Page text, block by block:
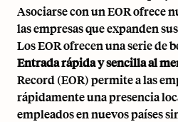
Asociarse con un EOR ofrece
las empresas que expanden
Los EOR ofrecen una serie de
Entrada rápida y sencilla al
Record (EOR) permite a las
rápidamente una presencia
empleados en nuevos países